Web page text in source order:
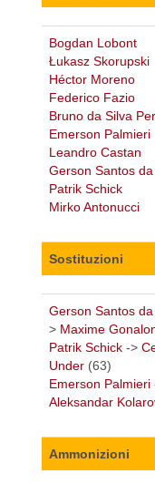
Bogdan Lobont
Łukasz Skorupski
Héctor Moreno
Federico Fazio
Bruno da Silva
Emerson Palmieri
Leandro Castan
Gerson Santos
Patrik Schick
Mirko Antonucci
Sostituzioni
Gerson Santos
> Maxime
Patrik Schick ->
Under (63)
Emerson Palmieri
Aleksandar
Ammonizioni